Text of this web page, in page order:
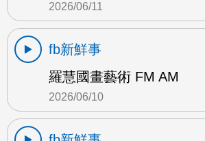
2026/06/11
fb新鮮事
羅慧國畫藝術 FM AM
2026/06/10